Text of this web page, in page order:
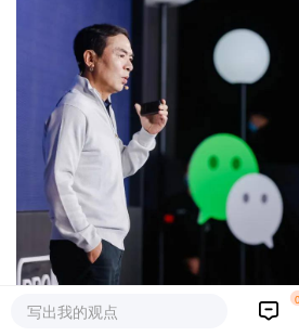
另外张小龙还预告在未来，微信团
写出我的观点
0